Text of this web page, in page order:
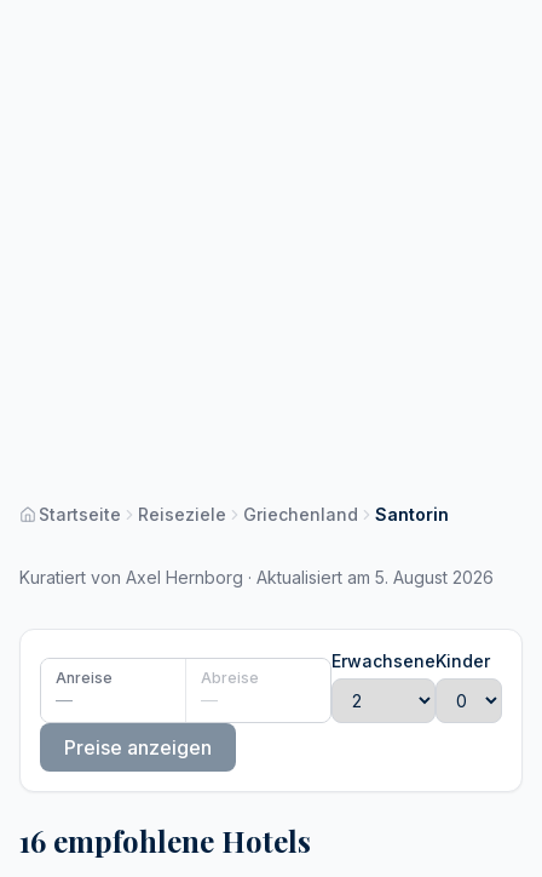
Startseite Reiseziele Griechenland Santorin
Kuratiert von Axel Hernborg · Aktualisiert am 5. August 2026
Anreise
—
Abreise
—
ErwachseneKinder
Preise anzeigen
16 empfohlene Hotels